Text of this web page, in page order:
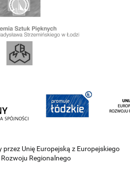
Unię Europejską z Europejskiego
Regionalnego